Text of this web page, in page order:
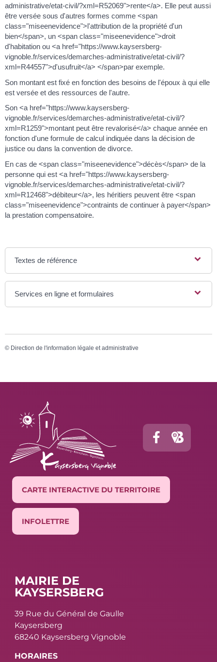
administrative/etat-civil/?xml=R52069">rente</a>. Elle peut aussi
être versée sous d'autres formes comme <span
class="miseenevidence">l'attribution de la propriété d'un
bien</span>, un <span class="miseenevidence">droit
d'habitation ou <a href="https://www.kaysersberg-
vignoble.fr/services/demarches-administrative/etat-civil/?
xml=R44557">d'usufruit</a> </span>par exemple.
Son montant est fixé en fonction des besoins de l'époux à qui elle
est versée et des ressources de l'autre.
Son <a href="https://www.kaysersberg-
vignoble.fr/services/demarches-administrative/etat-civil/?
xml=R1259">montant peut être revalorisé</a> chaque année en
fonction d'une formule de calcul indiquée dans la décision de
justice ou dans la convention de divorce.
En cas de <span class="miseenevidence">décès</span> de la
personne qui est <a href="https://www.kaysersberg-
vignoble.fr/services/demarches-administrative/etat-civil/?
xml=R12468">débiteur</a>, les héritiers peuvent être <span
class="miseenevidence">contraints de continuer à payer</span>
la prestation compensatoire.
Textes de référence
Services en ligne et formulaires
© Direction de l'information légale et administrative
CARTE INTERACTIVE DU TERRITOIRE
INFOLETTRE
MAIRIE DE
KAYSERSBERG
39 Rue du Général de Gaulle
Kaysersberg
68240 Kaysersberg Vignoble
HORAIRES